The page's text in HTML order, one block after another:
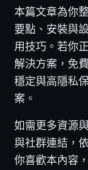
本篇文章為你
要點、安裝與
用技巧。若你
解決方案，免
穩定與高隱私
案。
如需更多資源
與社群連結，
你喜歡本內容